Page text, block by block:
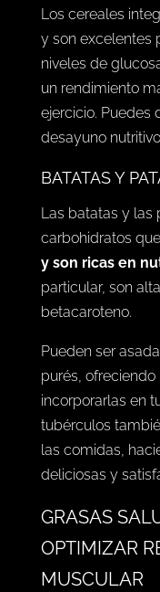
Los cereales
y son excelentes
niveles de
un rendimiento
ejercicio. Puedes
desayuno
BATATAS Y
Las batatas y las
carbohidratos
y son ricas en
particular, son
betacaroteno.
Pueden ser
purés,
incorporarlas en
tubérculos
las comidas,
deliciosas y
GRASAS
OPTIMIZAR
MUSCULAR